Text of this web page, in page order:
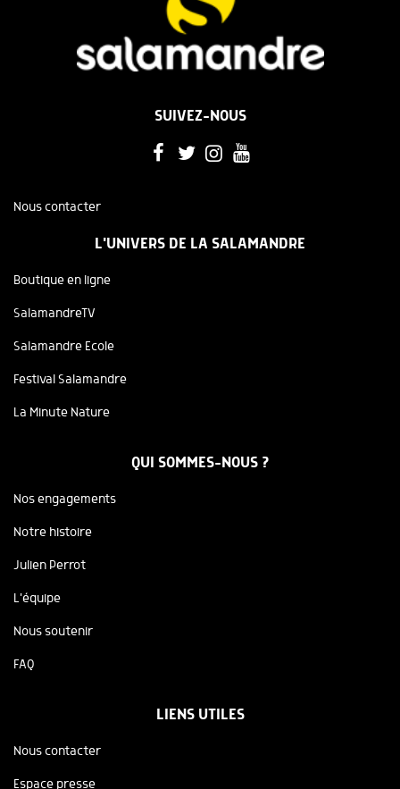
SUIVEZ-NOUS
Nous contacter
L'UNIVERS DE LA SALAMANDRE
Boutique en ligne
SalamandreTV
Salamandre Ecole
Festival Salamandre
La Minute Nature
QUI SOMMES-NOUS ?
Nos engagements
Notre histoire
Julien Perrot
L'équipe
Nous soutenir
FAQ
LIENS UTILES
Nous contacter
Espace presse